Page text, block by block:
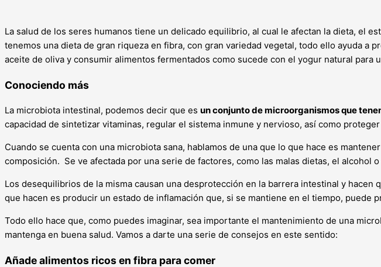
La salud de los seres humanos tiene un delicado equilibrio, al cual le afectan la dieta, el
tenemos una dieta de gran riqueza en fibra, con gran variedad vegetal, todo ello ayuda a
aceite de oliva y consumir alimentos fermentados como sucede con el yogur natural para
Conociendo más
La microbiota intestinal, podemos decir que es un conjunto de microorganismos que
capacidad de sintetizar vitaminas, regular el sistema inmune y nervioso, así como
Cuando se cuenta con una microbiota sana, hablamos de una que lo que hace es
composición. Se ve afectada por una serie de factores, como las malas dietas, el alcohol o
Los desequilibrios de la misma causan una desprotección en la barrera intestinal y hacen
que hacen es producir un estado de inflamación que, si se mantiene en el tiempo, puede
Todo ello hace que, como puedes imaginar, sea importante el mantenimiento de una
mantenga en buena salud. Vamos a darte una serie de consejos en este sentido:
Añade alimentos ricos en fibra para comer